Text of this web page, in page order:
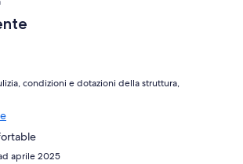
condizioni e dotazioni della struttura,
aprile 2025